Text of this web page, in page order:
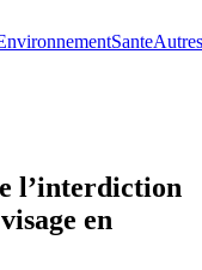
SanteAutres
l’interdiction
en